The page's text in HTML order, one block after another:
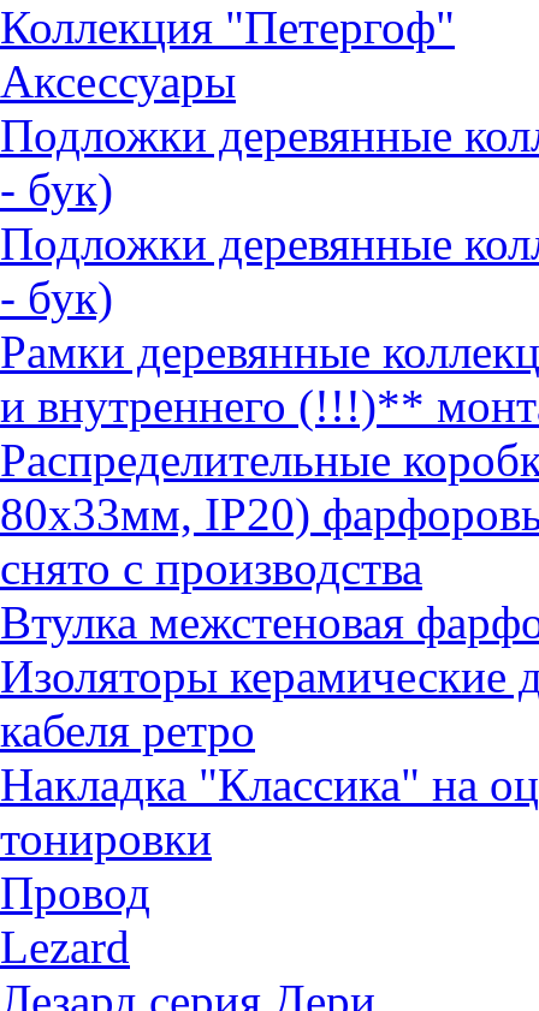
Коллекция "Петергоф"
Аксессуары
Подложки деревянные
- бук)
Подложки деревянные
- бук)
Рамки деревянные
и внутреннего (!!!)**
Распределительные
80х33мм, IP20)
снято с производства
Втулка межстеновая
Изоляторы керамические
кабеля ретро
Накладка "Классика" на
тонировки
Провод
Lezard